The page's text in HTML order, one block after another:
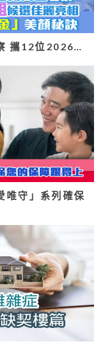
攜12位2026…
守」系列確保